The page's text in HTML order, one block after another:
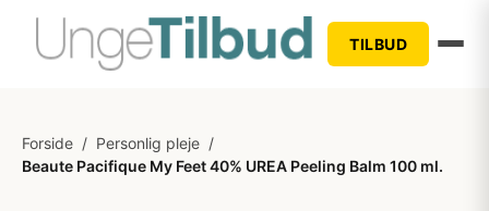
TILBUD
Forside / Personlig pleje /
Beaute Pacifique My Feet 40% UREA Peeling Balm 100 ml.